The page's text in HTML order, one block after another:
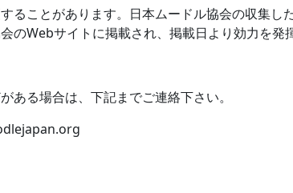
ことがあります。日本ムードル協会の収集し
のWebサイトに掲載され、掲載日より効力を発
る場合は、下記までご連絡下さい。